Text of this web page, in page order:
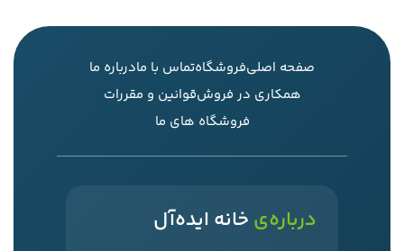
صفحه اصلیفروشگاهتماس با مادرباره ما
همکاری در فروشقوانین و مقررات
فروشگاه های ما
درباره‌ی خانه ایده‌آل